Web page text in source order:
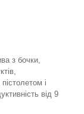
з бочки,
і
від 9